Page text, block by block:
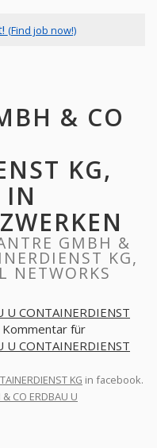
(Find job now!)
& CO
KG,
IN
GMBH &
KG,
NETWORKS
U CONTAINERDIENST
Kommentar für
U CONTAINERDIENST
KG in facebook.
& CO ERDBAU U